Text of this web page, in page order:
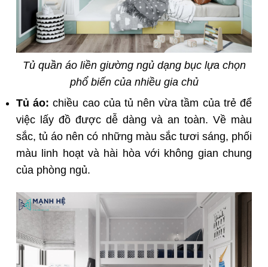
Tủ quần áo liền giường ngủ dạng bục lựa chọn
phổ biến của nhiều gia chủ
Tủ áo: chiều cao của tủ nên vừa tầm của trẻ để
việc lấy đồ được dễ dàng và an toàn. Về màu
sắc, tủ áo nên có những màu sắc tươi sáng, phối
màu linh hoạt và hài hòa với không gian chung
của phòng ngủ.